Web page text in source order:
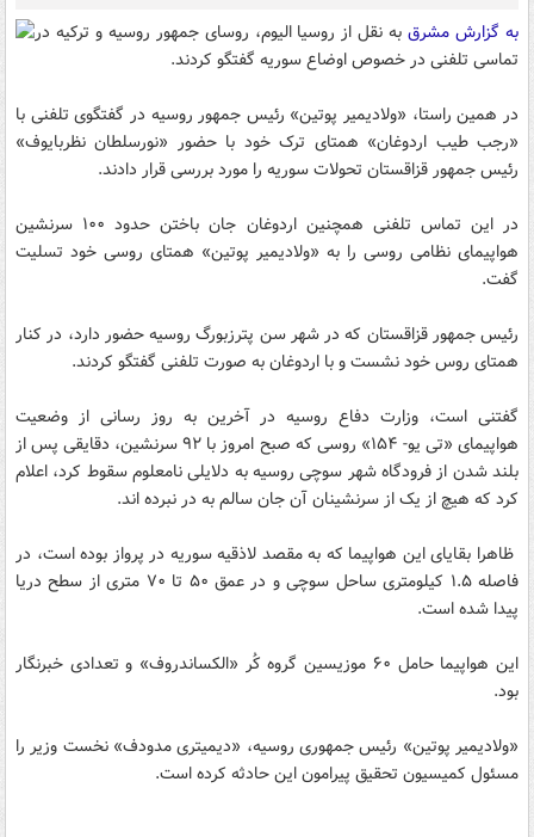
به گزارش مشرقبه نقل از روسیا الیوم، روسای جمهور روسیه و ترکیه در
تماسی تلفنی در خصوص اوضاع سوریه گفتگو کردند.
در همین راستا، «ولادیمیر پوتین» رئیس جمهور روسیه در گفتگوی تلفنی با
«رجب طیب اردوغان» همتای ترک خود با حضور «نورسلطان نظربایوف»
رئیس جمهور قزاقستان تحولات سوریه را مورد بررسی قرار دادند.
در این تماس تلفنی همچنین اردوغان جان باختن حدود ۱۰۰ سرنشین
هواپیمای نظامی روسی را به «ولادیمیر پوتین» همتای روسی خود تسلیت
گفت.
رئیس جمهور قزاقستان که در شهر سن پترزبورگ روسیه حضور دارد، در کنار
همتای روس خود نشست و با اردوغان به صورت تلفنی گفتگو کردند.
گفتنی است، وزارت دفاع روسیه در آخرین به روز رسانی از وضعیت
هواپیمای «تی یو- ۱۵۴» روسی که صبح امروز با ۹۲ سرنشین، دقایقی پس از
بلند شدن از فرودگاه شهر سوچی روسیه به دلایلی نامعلوم سقوط کرد، اعلام
کرد که هیچ از یک از سرنشینان آن جان سالم به در نبرده اند.
ظاهرا بقایای این هواپیما که به مقصد لاذقیه سوریه در پرواز بوده است، در
فاصله ۱.۵ کیلومتری ساحل سوچی و در عمق ۵۰ تا ۷۰ متری از سطح دریا
پیدا شده است.
این هواپیما حامل ۶۰ موزیسین گروه کُر «الکساندروف» و تعدادی خبرنگار
بود.
«ولادیمیر پوتین» رئیس جمهوری روسیه، «دیمیتری مدودف» نخست وزیر را
مسئول کمیسیون تحقیق پیرامون این حادثه کرده است.